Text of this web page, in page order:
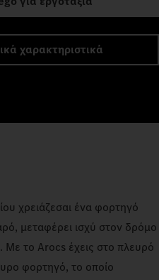
χαρακτηριστικά
χρειάζεσαι ένα φορτηγό
μεταφέρει ισχύ στον δρόμο
Με το Arocs έχεις στο πλευρό
φορτηγό, το οποίο